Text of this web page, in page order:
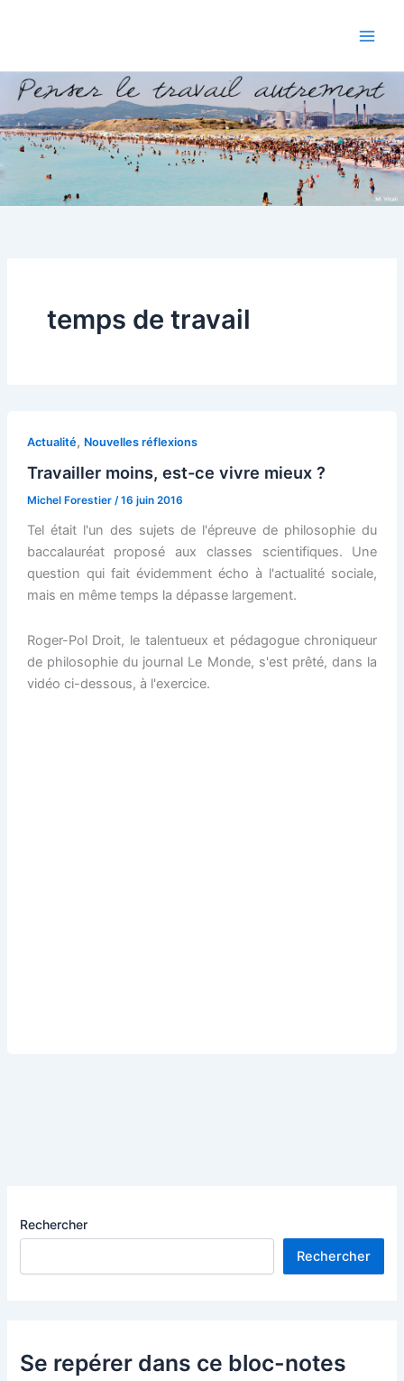
temps de travail
Actualité, Nouvelles réflexions
Travailler moins, est-ce vivre mieux ?
Michel Forestier /16 juin 2016
Tel était l'un des sujets de l'épreuve de philosophie du
baccalauréat proposé aux classes scientifiques. Une
question qui fait évidemment écho à l'actualité sociale,
mais en même temps la dépasse largement.
Roger-Pol Droit, le talentueux et pédagogue chroniqueur
de philosophie du journal Le Monde, s'est prêté, dans la
vidéo ci-dessous, à l'exercice.
Rechercher
Rechercher
Se repérer dans ce bloc-notes